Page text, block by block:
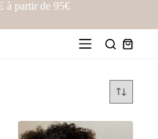
à partir de 95€